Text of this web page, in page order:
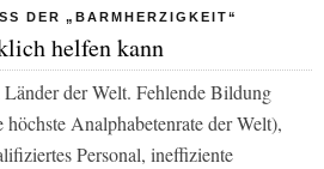
DER „BARMHERZIGKEIT“
helfen kann
der Welt. Fehlende Bildung
Analphabetenrate der Welt),
Personal, ineffiziente